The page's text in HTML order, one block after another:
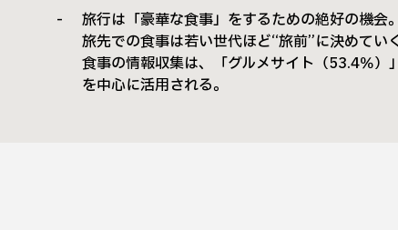
旅行は「豪華な食事」をするための絶好の機会
旅先での食事は若い世代ほど“旅前”に決めてい
食事の情報収集は、「グルメサイト（53.4％
を中心に活用される。